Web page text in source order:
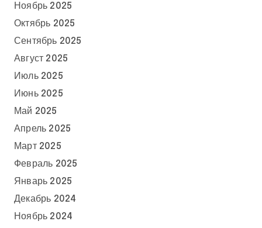
Ноябрь 2025
Октябрь 2025
Сентябрь 2025
Август 2025
Июль 2025
Июнь 2025
Май 2025
Апрель 2025
Март 2025
Февраль 2025
Январь 2025
Декабрь 2024
Ноябрь 2024